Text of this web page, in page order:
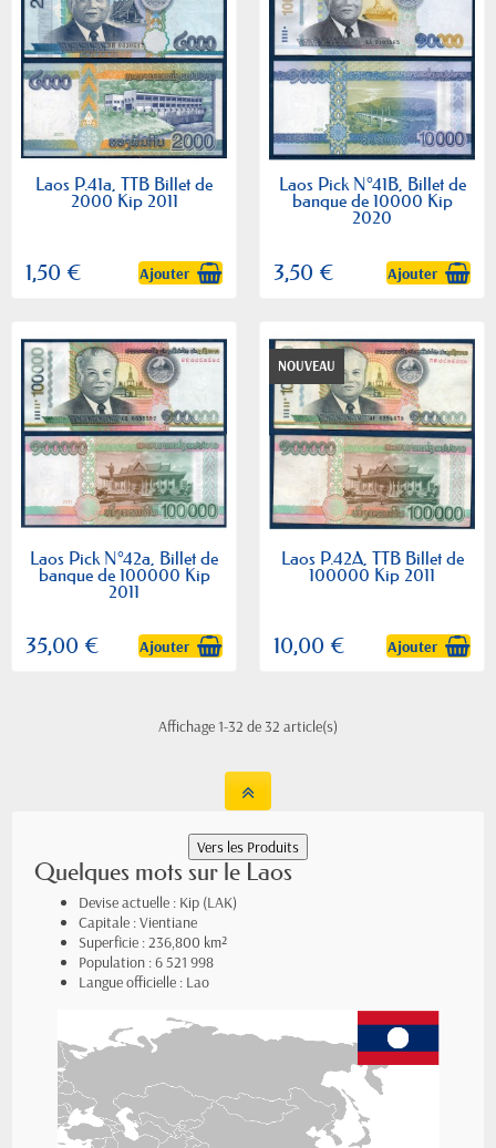
Laos P.41a, TTB Billet de
2000 Kip 2011
1,50 € Ajouter
Laos Pick N°41B, Billet de
banque de 10000 Kip
2020
3,50 € Ajouter
Laos Pick N°42a, Billet de
banque de 100000 Kip
2011
35,00 € Ajouter
NOUVEAU
Laos P.42A, TTB Billet de
100000 Kip 2011
10,00 € Ajouter
Affichage 1-32 de 32 article(s)
Quelques mots sur le Laos
Devise actuelle : Kip (LAK)
Capitale : Vientiane
Superficie : 236,800 km²
Population : 6 521 998
Langue officielle : Lao